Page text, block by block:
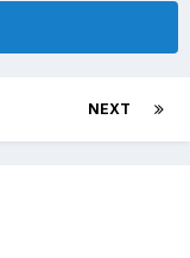
NEXT